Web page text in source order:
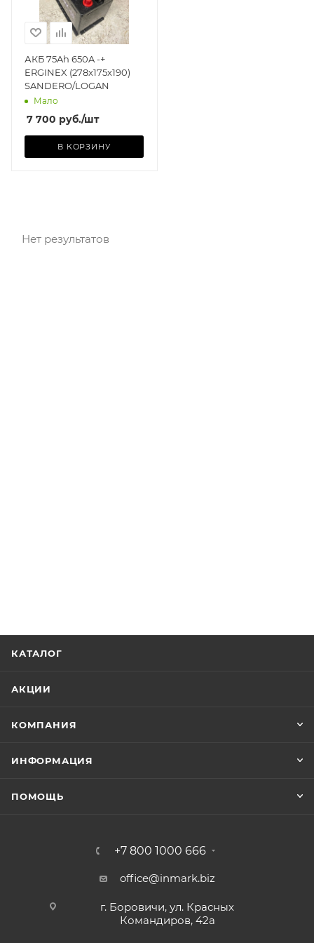
АКБ 75Ah 650A -+
ERGINEX (278x175x190)
SANDERO/LOGAN
Мало
7 700 руб./шт
В КОРЗИНУ
Нет результатов
КАТАЛОГ
АКЦИИ
КОМПАНИЯ
ИНФОРМАЦИЯ
ПОМОЩЬ
+7 800 1000 666
office@inmark.biz
г. Боровичи, ул. Красных
Командиров, 42а